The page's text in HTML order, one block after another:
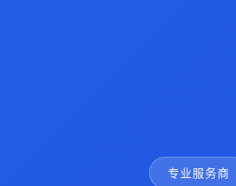
专业服务商